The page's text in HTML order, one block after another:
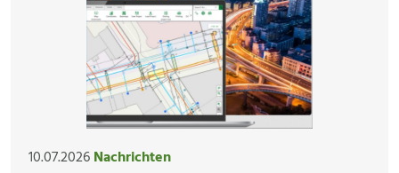
10.07.2026Nachrichten